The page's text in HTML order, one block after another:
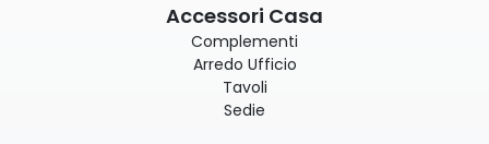
Accessori Casa
Complementi
Arredo Ufficio
Tavoli
Sedie